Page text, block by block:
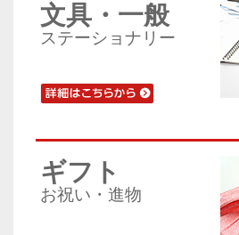
文具・一般
ステーショナリー
ギフト
お祝い・進物